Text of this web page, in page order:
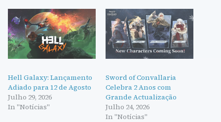
Hell Galaxy: Lançamento
Adiado para 12 de Agosto
Julho 29, 2026
In "Notícias"
Sword of Convallaria
Celebra 2 Anos com
Grande Actualização
Julho 24, 2026
In "Notícias"